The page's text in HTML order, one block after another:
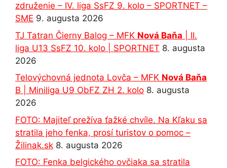
združenie – IV. liga SsFZ 9. kolo – SPORTNET –
SME 9. augusta 2026
TJ Tatran Čierny Balog – MFK Nová Baňa | II.
liga U13 SsFZ 10. kolo | SPORTNET 8. augusta
2026
Telovýchovná jednota Lovča – MFK Nová Baňa
B | Miniliga U9 ObFZ ZH 2. kolo 8. augusta
2026
FOTO: Majiteľ prežíva ťažké chvíle. Na Kľaku sa
stratila jeho fenka, prosí turistov o pomoc –
Žilinak.sk 8. augusta 2026
FOTO: Fenka belgického ovčiaka sa stratila